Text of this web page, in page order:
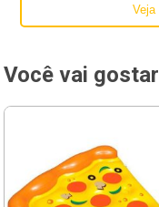
descartáveis.
decorativo no
Feito com material
abacaxi não é
e silicone, bem
reutilização
copo decorativo
Veja
Você vai